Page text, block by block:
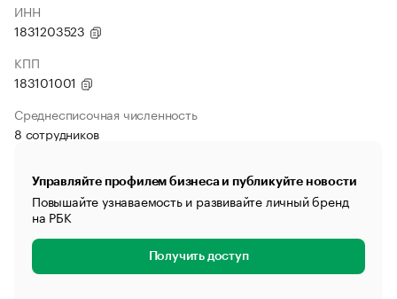
ИНН
1831203523
КПП
183101001
Среднесписочная численность
8 сотрудников
Управляйте профилем бизнеса и публикуйте новости
Повышайте узнаваемость и развивайте личный бренд
на РБК
Получить доступ